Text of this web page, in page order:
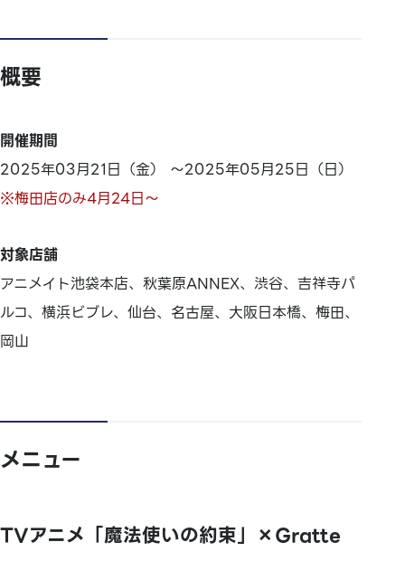
概要
開催期間
2025年03月21日（金） ～2025年05月25日（日）
※梅田店のみ4月24日～
対象店舗
アニメイト池袋本店、秋葉原ANNEX、渋谷、吉祥寺パ
ルコ、横浜ビブレ、仙台、名古屋、大阪日本橋、梅田、
岡山
メニュー
TVアニメ「魔法使いの約束」×Gratte